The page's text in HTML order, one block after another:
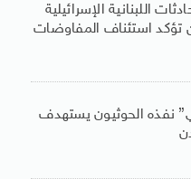
اللبنانية الإسرائيلية
استئناف المفاوضات
نفذه الحوثيون يستهدف